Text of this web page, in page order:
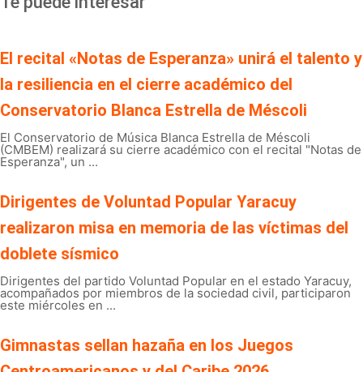
El recital «Notas de Esperanza» unirá el talento y
la resiliencia en el cierre académico del
Conservatorio Blanca Estrella de Méscoli
El Conservatorio de Música Blanca Estrella de Méscoli
(CMBEM) realizará su cierre académico con el recital "Notas de
Esperanza", un ...
Dirigentes de Voluntad Popular Yaracuy
realizaron misa en memoria de las víctimas del
doblete sísmico
Dirigentes del partido Voluntad Popular en el estado Yaracuy,
acompañados por miembros de la sociedad civil, participaron
este miércoles en ...
Gimnastas sellan hazaña en los Juegos